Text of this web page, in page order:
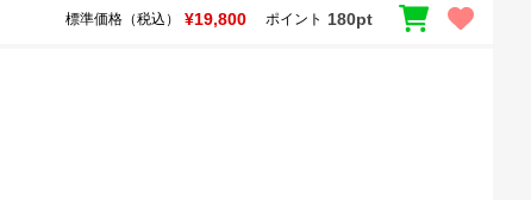
標準価格（税込） ¥19,800 ポイント 180pt